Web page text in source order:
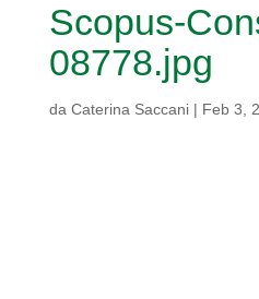
Scopus-
08778.jpg
da Caterina Saccani| Feb 3,